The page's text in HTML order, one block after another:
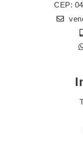
CEP: